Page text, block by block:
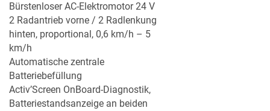
Bürstenloser AC-Elektromotor 24 V
2 Radantrieb vorne / 2 Radlenkung
hinten, proportional, 0,6 km/h – 5
km/h
Automatische zentrale
Batteriebefüllung
Activ’Screen OnBoard-Diagnostik,
Batteriestandsanzeige an beiden